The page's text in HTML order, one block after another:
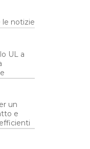
le notizie
UL a
un
e